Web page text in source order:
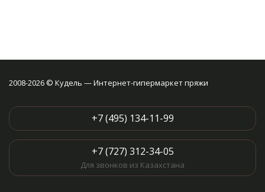
2008-2026 © Кудель — Интернет-гипермаркет пряжи
+7 (495) 134-11-99
+7 (727) 312-34-05
Для звонков из Казахстана